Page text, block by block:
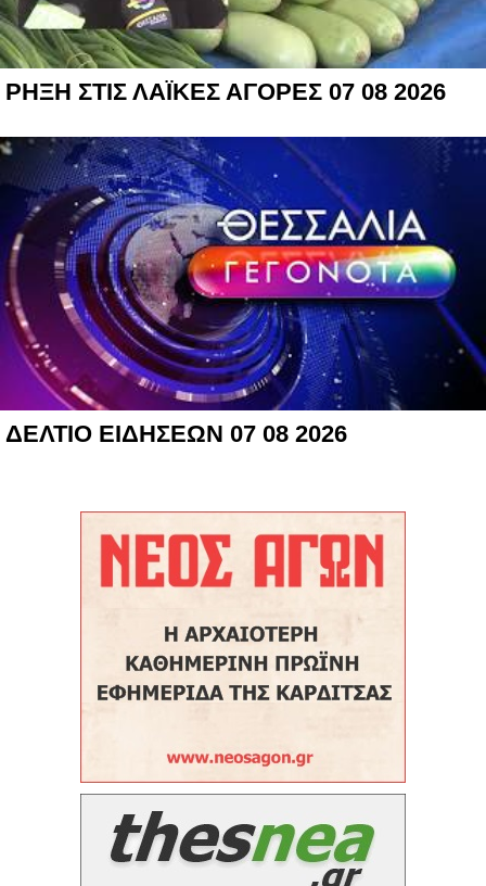
ΡΗΞΗ ΣΤΙΣ ΛΑΪΚΕΣ ΑΓΟΡΕΣ 07 08 2026
ΔΕΛΤΙΟ ΕΙΔΗΣΕΩΝ 07 08 2026